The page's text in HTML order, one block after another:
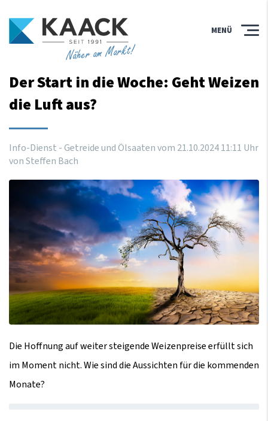
Näher am Markt!
MENÜ
Der Start in die Woche: Geht Weizen
die Luft aus?
Info-Dienst - Getreide und Ölsaaten vom 21.10.202411:11 Uhr
von Steffen Bach
Die Hoffnung auf weiter steigende Weizenpreise erfüllt sich
im Moment nicht. Wie sind die Aussichten für die kommenden
Monate?